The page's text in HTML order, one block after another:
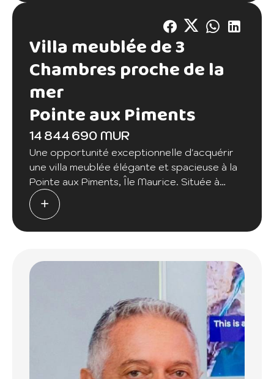
Villa meublée de 3
Chambres proche de la
mer
Pointe aux Piments
14 844 690 MUR
Une opportunité exceptionnelle d'acquérir
une villa meublée élégante et spacieuse à la
Pointe aux Piments, Île Maurice. Située à
seulement 300 mètres de la plage, cette
propriété représente le summum du confort
Chambres : 3 chambres à coucher
Salles de Bains : 2 salles de bains modernes,
dont une attenante à la chambre principale.
▪️ Emplacement :
Située à la Pointe aux Piments, un
emplacement recherché pour sa proximité